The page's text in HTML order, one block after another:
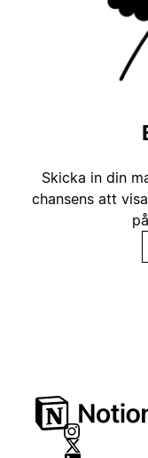
Skicka in din
chansens att